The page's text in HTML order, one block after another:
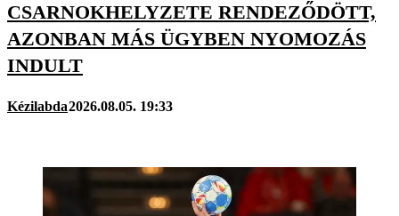
CSARNOKHELYZETE RENDEZŐDÖTT,
AZONBAN MÁS ÜGYBEN NYOMOZÁS
INDULT
Kézilabda2026.08.05. 19:33